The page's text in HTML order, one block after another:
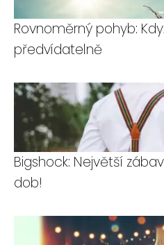
Rovnoměrný pohyb:
předvídatelně
Bigshock: Největší
dob!